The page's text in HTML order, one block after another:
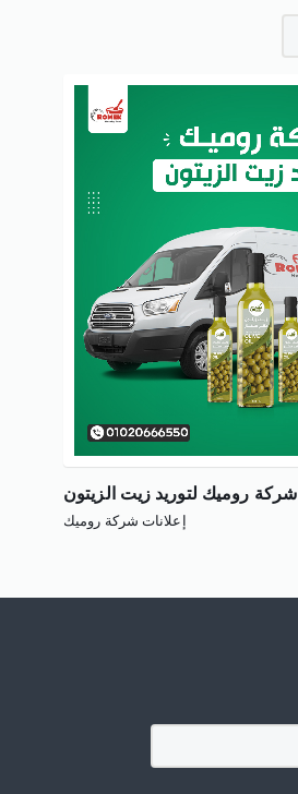
شركة روميك لتوريد زيت الزيتون
إعلانات شركة روميك